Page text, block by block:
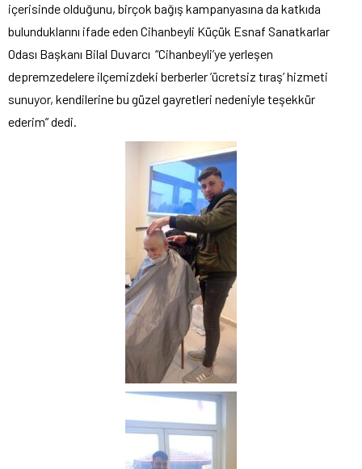
içerisinde olduğunu, birçok bağış kampanyasına da katkıda
bulunduklarını ifade eden Cihanbeyli Küçük Esnaf Sanatkarlar
Odası Başkanı Bilal Duvarcı “Cihanbeyli’ye yerleşen
depremzedelere ilçemizdeki berberler ’ücretsiz tıraş’ hizmeti
sunuyor, kendilerine bu güzel gayretleri nedeniyle teşekkür
ederim” dedi.